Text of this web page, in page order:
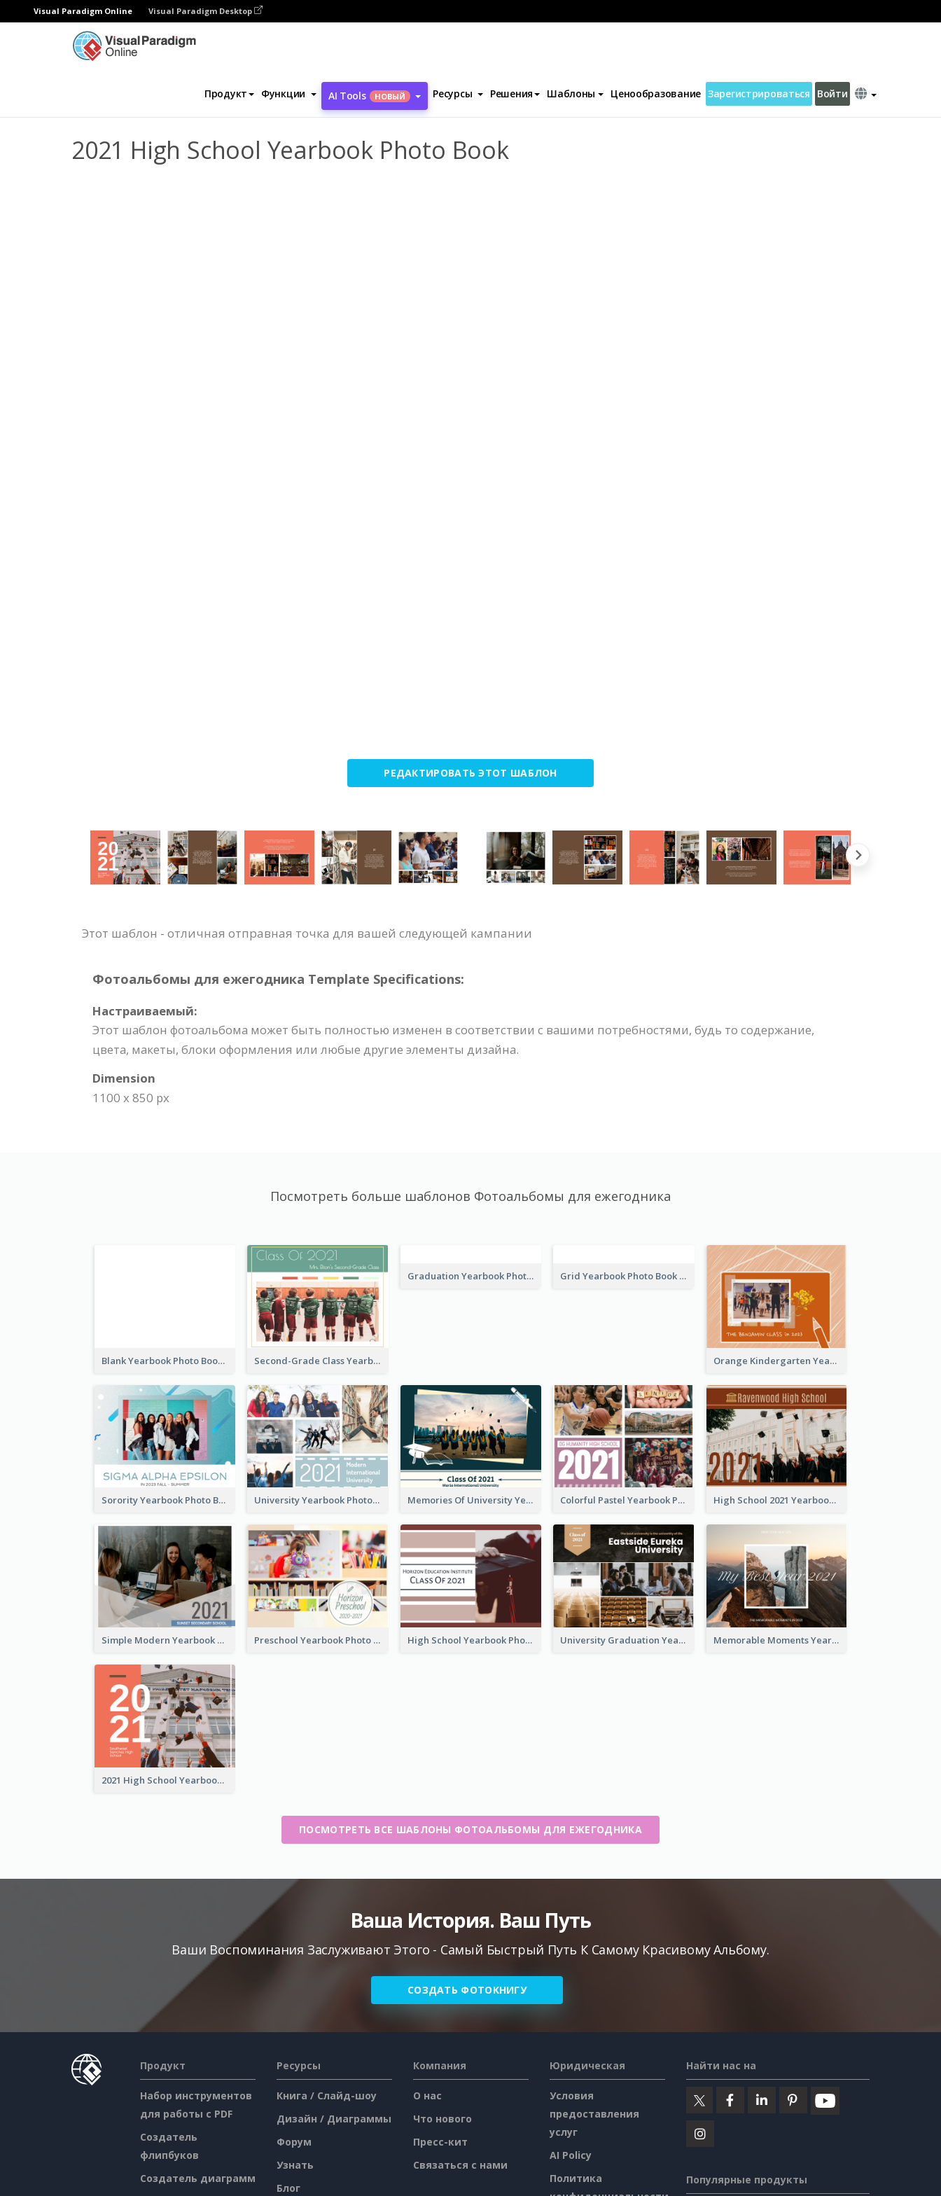
Visual Paradigm Online Visual Paradigm Desktop
Продукт Функции AI Tools НОВЫЙ Ресурсы Решения Шаблоны Ценообразование Зарегистрироваться Войти
Фотоальбомы для ежегодника 2021 High School Yearbook Photo Book
2021 High School Yearbook Photo Book
РЕДАКТИРОВАТЬ ЭТОТ ШАБЛОН
Этот шаблон - отличная отправная точка для вашей следующей кампании
Фотоальбомы для ежегодника Template Specifications:
Настраиваемый:
Этот шаблон фотоальбома может быть полностью изменен в соответствии с вашими потребностями, будь то содержание,
цвета, макеты, блоки оформления или любые другие элементы дизайна.
Dimension
1100 x 850 px
Посмотреть больше шаблонов Фотоальбомы для ежегодника
Blank Yearbook Photo Book Second-Grade Class Yearbook Photo Book
Graduation Yearbook Photo Book
Orange Kindergarten Yearbook Photo Book
Sorority Yearbook Photo Book University Yearbook Photo Book Memories Of University Yearbook Photo Book Colorful Pastel Yearbook Photo Book High School 2021 Yearbook Photo Book
Simple Modern Yearbook Photo Book Preschool Yearbook Photo Book High School Yearbook Photo Book University Graduation Yearbook Photo Book Memorable Moments Yearbook Photo Book
2021 High School Yearbook Photo Book
ПОСМОТРЕТЬ ВСЕ ШАБЛОНЫ ФОТОАЛЬБОМЫ ДЛЯ ЕЖЕГОДНИКА
Ваша История. Ваш Путь
Ваши Воспоминания Заслуживают Этого - Самый Быстрый Путь К Самому Красивому Альбому.
СОЗДАТЬ ФОТОКНИГУ
Продукт
Набор инструментов
для работы с PDF
Создатель
флипбуков
Создатель диаграмм
Ресурсы
Книга / Слайд-шоу
Дизайн / Диаграммы
Форум
Узнать
Блог
Компания
О нас
Что нового
Пресс-кит
Связаться с нами
Юридическая
Условия
предоставления
услуг
AI Policy
Политика
Найти нас на
Популярные продукты